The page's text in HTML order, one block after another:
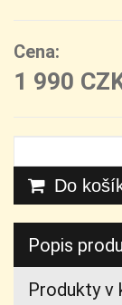
Cena:
1 990
Do
Popis
Produkty v